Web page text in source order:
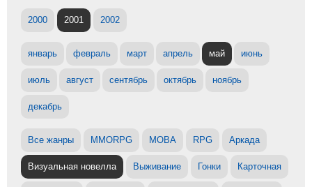
2000 2001 2002
январь февраль март апрель май июнь
июль август сентябрь октябрь ноябрь
декабрь
Все жанры MMORPG MOBA RPG Аркада
Визуальная новелла Выживание Гонки Карточная